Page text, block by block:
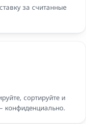
за считанные
сортируйте и
конфиденциально.